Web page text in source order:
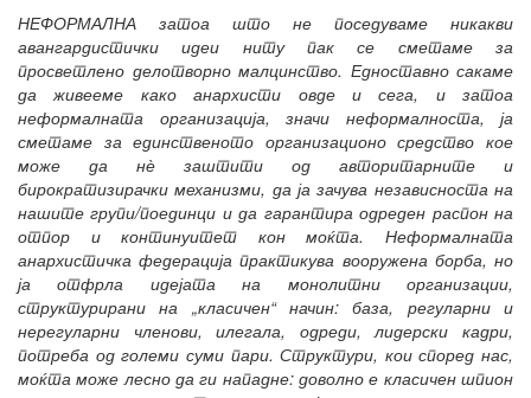
НЕФОРМАЛНА затоа што не поседуваме никакви
авангардистички идеи ниту пак се сметаме за
просветлено делотворно малцинство. Едноставно сакаме
да живееме како анархисти овде и сега, и затоа
неформалната организација, значи неформалноста, ја
сметаме за единственото организационо средство кое
може да нѐ заштити од авторитарните и
бирократизирачки механизми, да ја зачува независноста на
нашите групи/поединци и да гарантира одреден распон на
отпор и континуитет кон моќта. Неформалната
анархистичка федерација практикува вооружена борба, но
ја отфрла идејата на монолитни организации,
структурирани на „класичен“ начин: база, регуларни и
нерегуларни членови, илегала, одреди, лидерски кадри,
потреба од големи суми пари. Структури, кои според нас,
моќта може лесно да ги нападне: доволно е класичен шпион